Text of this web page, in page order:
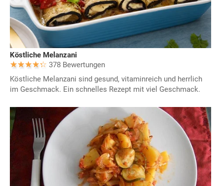
Köstliche Melanzani
378 Bewertungen
Köstliche Melanzani sind gesund, vitaminreich und herrlich
im Geschmack. Ein schnelles Rezept mit viel Geschmack.